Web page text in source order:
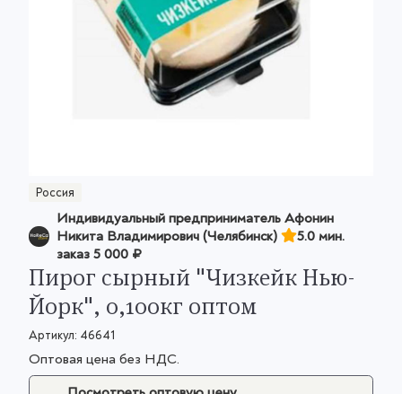
Россия
Индивидуальный предприниматель Афонин
Никита Владимирович (Челябинск)
5.0 мин.
заказ 5 000 ₽
Пирог сырный "Чизкейк Нью-
Йорк", 0,100кг оптом
Артикул: 46641
Оптовая цена без НДС.